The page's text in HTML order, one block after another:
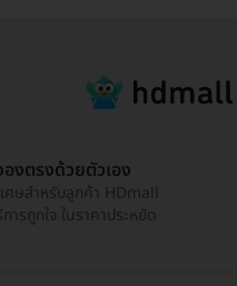
งตรงด้วยตัวเอง
ษสำหรับลูกค้า HDmall
ารถูกใจ ในราคาประหยัด